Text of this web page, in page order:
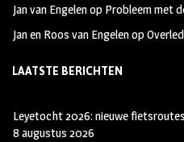
Jan van Engelenop Probleem met
Jan en Roos van Engelenop
LAATSTE BERICHTEN
Leyetocht 2026: nieuwe fietsroutes
8 augustus 2026